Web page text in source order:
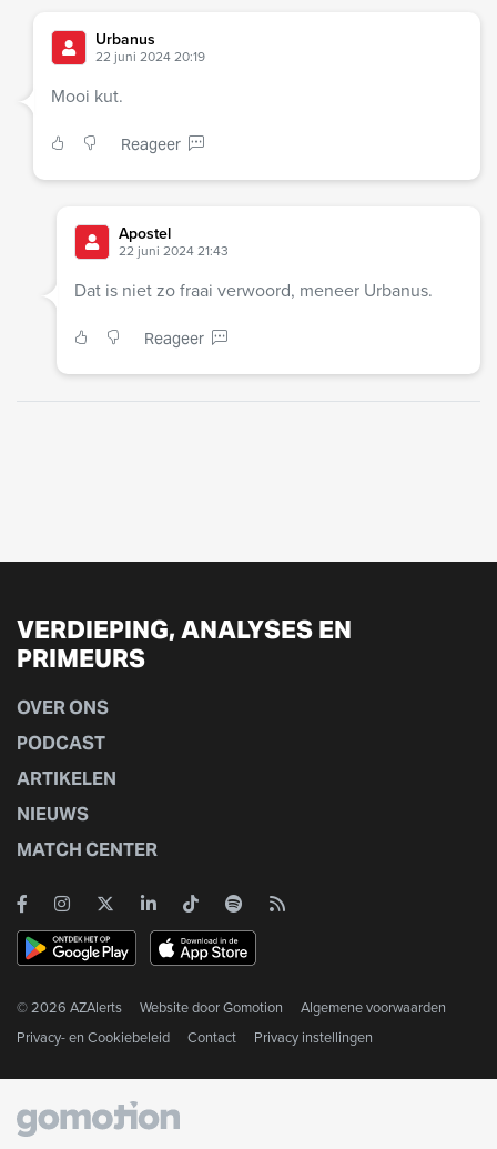
Urbanus
22 juni 2024 20:19
Mooi kut.
Reageer
Apostel
22 juni 2024 21:43
Dat is niet zo fraai verwoord, meneer Urbanus.
Reageer
VERDIEPING, ANALYSES EN
PRIMEURS
OVER ONS
PODCAST
ARTIKELEN
NIEUWS
MATCH CENTER
© 2026 AZAlerts Website doorGomotion
Algemene voorwaarden
Privacy- en Cookiebeleid
Contact Privacy instellingen